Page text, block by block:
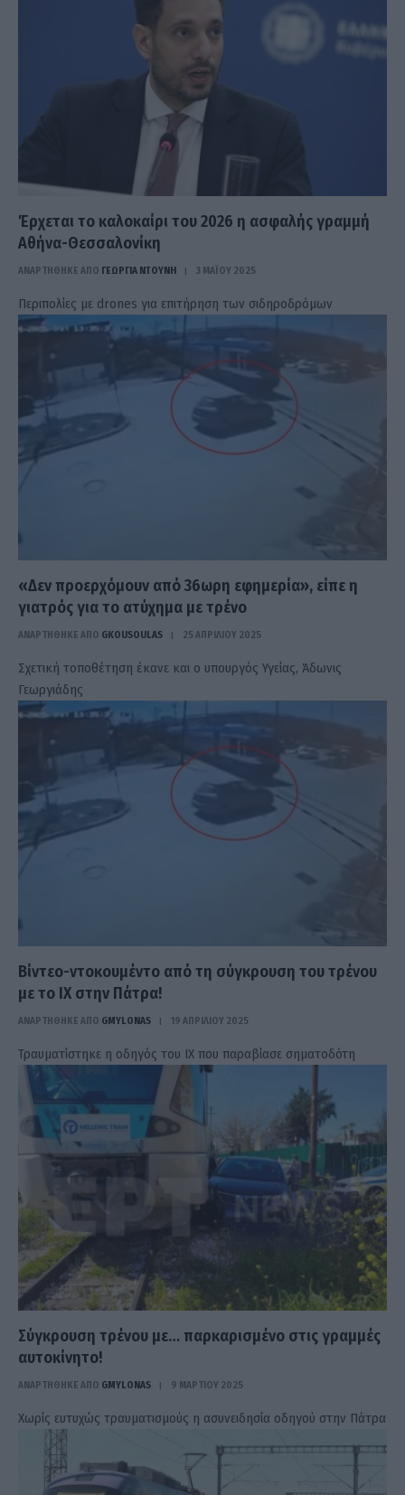
Έρχεται το καλοκαίρι του 2026 η ασφαλής γραμμή
Αθήνα-Θεσσαλονίκη
ΑΝΑΡΤΗΘΗΚΕ ΑΠΟ ΓΕΩΡΓΊΑ ΝΤΟΎΝΗ 3 ΜΑΪ́ΟΥ 2025
Περιπολίες με drones για επιτήρηση των σιδηροδρόμων
«Δεν προερχόμουν από 36ωρη εφημερία», είπε η
γιατρός για το ατύχημα με τρένο
ΑΝΑΡΤΗΘΗΚΕ ΑΠΟ GKOUSOULAS 25 ΑΠΡΙΛΊΟΥ 2025
Σχετική τοποθέτηση έκανε και ο υπουργός Υγείας, Άδωνις
Γεωργιάδης
Βίντεο-ντοκουμέντο από τη σύγκρουση του τρένου
με το ΙΧ στην Πάτρα!
ΑΝΑΡΤΗΘΗΚΕ ΑΠΟ GMYLONAS 19 ΑΠΡΙΛΊΟΥ 2025
Τραυματίστηκε η οδηγός του ΙΧ που παραβίασε σηματοδότη
Σύγκρουση τρένου με… παρκαρισμένο στις γραμμές
αυτοκίνητο!
ΑΝΑΡΤΗΘΗΚΕ ΑΠΟ GMYLONAS 9 ΜΑΡΤΊΟΥ 2025
Χωρίς ευτυχώς τραυματισμούς η ασυνειδησία οδηγού στην Πάτρα